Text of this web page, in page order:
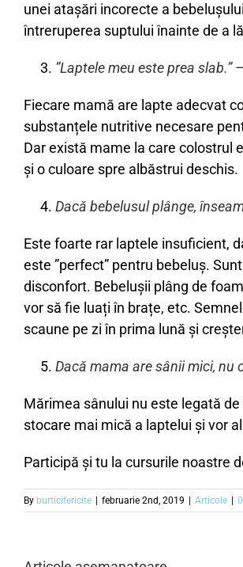
unei atașări incorecte a
întreruperea suptului înainte de a
”Laptele meu este prea slab.”–
Fiecare mamă are lapte adecvat
substanțele nutritive necesare
Dar există mame la care colostrul
și o culoare spre albăstrui deschis.
Dacă bebelusul plânge,
Este foarte rar laptele insuficient,
este ”perfect” pentru bebeluș.
disconfort. Bebelușii plâng de
vor să fie luați în brațe, etc.
scaune pe zi în prima lună și
Dacă mama are sânii mici, nu
Mărimea sânului nu este legată
stocare mai mică a laptelui și vor
Participă și tu la cursurile noastre
By burticifericite | februarie 2nd, 2019 | Articole |